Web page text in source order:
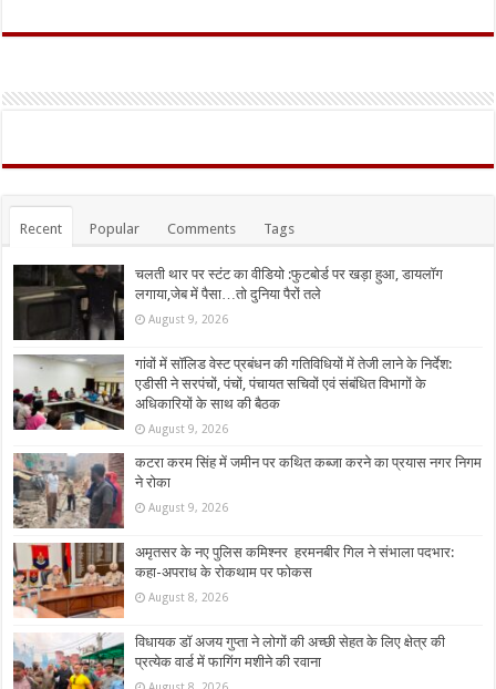
Recent Popular Comments Tags
चलती थार पर स्टंट का वीडियो :फुटबोर्ड पर खड़ा हुआ, डायलॉग
लगाया,जेब में पैसा…तो दुनिया पैरों तले
August 9, 2026
गांवों में सॉलिड वेस्ट प्रबंधन की गतिविधियों में तेजी लाने के निर्देश:
एडीसी ने सरपंचों, पंचों, पंचायत सचिवों एवं संबंधित विभागों के
अधिकारियों के साथ की बैठक
August 9, 2026
कटरा करम सिंह में जमीन पर कथित कब्जा करने का प्रयास नगर निगम
ने रोका
August 9, 2026
अमृतसर के नए पुलिस कमिश्नर हरमनबीर गिल ने संभाला पदभार:
कहा-अपराध के रोकथाम पर फोकस
August 8, 2026
विधायक डॉ अजय गुप्ता ने लोगों की अच्छी सेहत के लिए क्षेत्र की
प्रत्येक वार्ड में फागिंग मशीने की रवाना